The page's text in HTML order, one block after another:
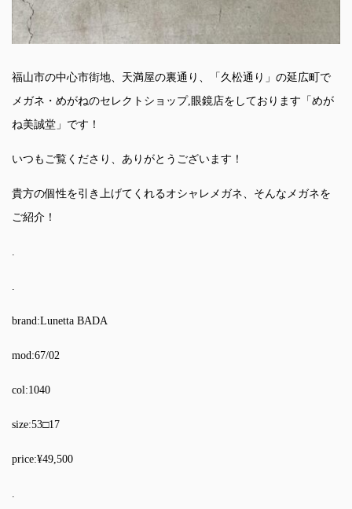
福山市の中心市街地、天満屋の裏通り、「久松通り」の延広町で
メガネ・めがねのセレクトショップ,眼鏡店をしております「めが
ね美誠堂」です！
いつもご覧くださり、ありがとうございます！
貴方の個性を引き上げてくれるオシャレメガネ、そんなメガネを
ご紹介！
.
.
brand:Lunetta BADA
mod:67/02
col:1040
size:53□17
price:¥49,500
.